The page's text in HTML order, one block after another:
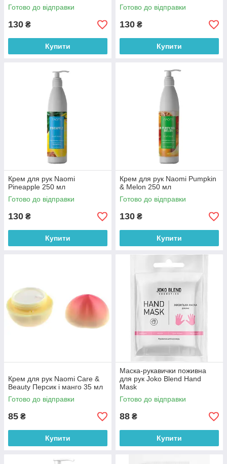
Готово до відправки
130 ₴
Купити
Готово до відправки
130 ₴
Купити
Крем для рук Naomi
Pineapple 250 мл
Готово до відправки
130 ₴
Купити
Крем для рук Naomi Pumpkin
& Melon 250 мл
Готово до відправки
130 ₴
Купити
Крем для рук Naomi Care &
Beauty Персик і манго 35 мл
Готово до відправки
85 ₴
Купити
Маска-рукавички поживна
для рук Joko Blend Hand
Mask
Готово до відправки
88 ₴
Купити